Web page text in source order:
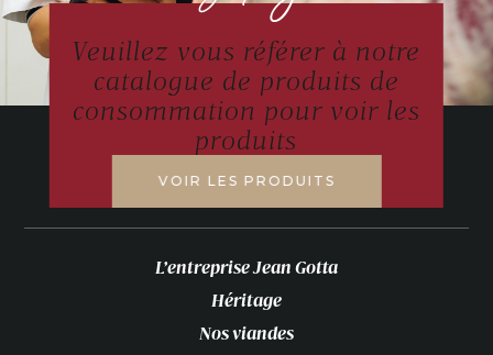
Veuillez vous référer à notre
catalogue de produits de
consommation pour voir les
produits
VOIR LES PRODUITS
L’entreprise Jean Gotta
Héritage
Nos viandes